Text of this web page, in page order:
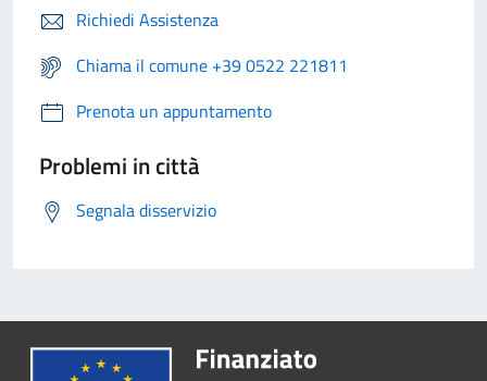
Richiedi Assistenza
Chiama il comune +39 0522 221811
Prenota un appuntamento
Problemi in città
Segnala disservizio